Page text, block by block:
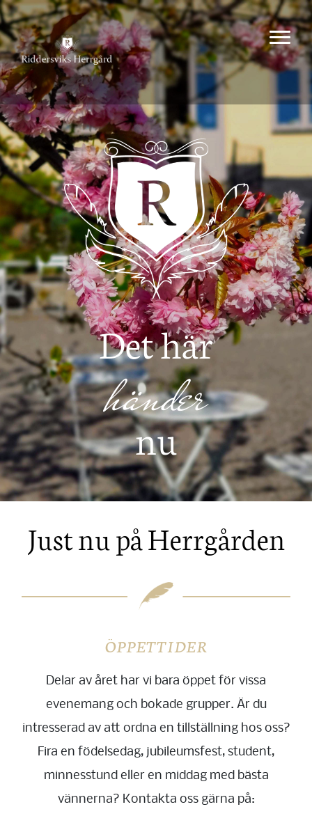
Det här
händer
nu
Just nu på Herrgården
ÖPPETTIDER
Delar av året har vi bara öppet för vissa
evenemang och bokade grupper. Är du
intresserad av att ordna en tillställning hos oss?
Fira en födelsedag, jubileumsfest, student,
minnesstund eller en middag med bästa
vännerna? Kontakta oss gärna på: